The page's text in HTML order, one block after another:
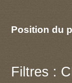
Position du
Filtres :